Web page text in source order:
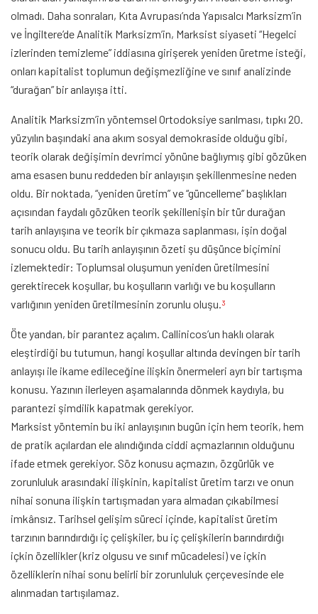
olmadı. Daha sonraları, Kıta Avrupası’nda Yapısalcı Marksizm’in
ve İngiltere’de Analitik Marksizm’in, Marksist siyaseti “Hegelci
izlerinden temizleme” iddiasına girişerek yeniden üretme isteği,
onları kapitalist toplumun değişmezliğine ve sınıf analizinde
“durağan” bir anlayışa itti.
Analitik Marksizm’in yöntemsel Ortodoksiye sarılması, tıpkı 20.
yüzyılın başındaki ana akım sosyal demokraside olduğu gibi,
teorik olarak değişimin devrimci yönüne bağlıymış gibi gözüken
ama esasen bunu reddeden bir anlayışın şekillenmesine neden
oldu. Bir noktada, “yeniden üretim” ve “güncelleme” başlıkları
açısından faydalı gözüken teorik şekillenişin bir tür durağan
tarih anlayışına ve teorik bir çıkmaza saplanması, işin doğal
sonucu oldu. Bu tarih anlayışının özeti şu düşünce biçimini
izlemektedir: Toplumsal oluşumun yeniden üretilmesini
gerektirecek koşullar, bu koşulların varlığı ve bu koşulların
varlığının yeniden üretilmesinin zorunlu oluşu. 3
Öte yandan, bir parantez açalım. Callinicos’un haklı olarak
eleştirdiği bu tutumun, hangi koşullar altında devingen bir tarih
anlayışı ile ikame edileceğine ilişkin önermeleri ayrı bir tartışma
konusu. Yazının ilerleyen aşamalarında dönmek kaydıyla, bu
parantezi şimdilik kapatmak gerekiyor.
Marksist yöntemin bu iki anlayışının bugün için hem teorik, hem
de pratik açılardan ele alındığında ciddi açmazlarının olduğunu
ifade etmek gerekiyor. Söz konusu açmazın, özgürlük ve
zorunluluk arasındaki ilişkinin, kapitalist üretim tarzı ve onun
nihai sonuna ilişkin tartışmadan yara almadan çıkabilmesi
imkânsız. Tarihsel gelişim süreci içinde, kapitalist üretim
tarzının barındırdığı iç çelişkiler, bu iç çelişkilerin barındırdığı
içkin özellikler (kriz olgusu ve sınıf mücadelesi) ve içkin
özelliklerin nihai sonu belirli bir zorunluluk çerçevesinde ele
alınmadan tartışılamaz.